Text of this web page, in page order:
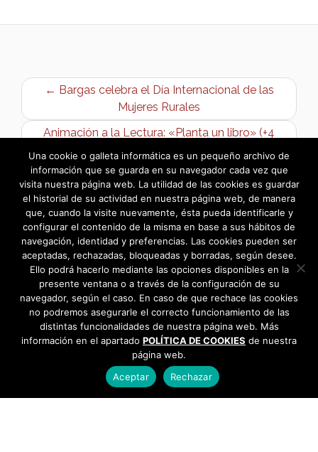
← Bargas celebra el Día Internacional de las
Mujeres Rurales
Animación a la Lectura: «Planta un libro» (+4
años) →
Una cookie o galleta informática es un pequeño archivo de
información que se guarda en su navegador cada vez que
visita nuestra página web. La utilidad de las cookies es guardar
el historial de su actividad en nuestra página web, de manera
que, cuando la visite nuevamente, ésta pueda identificarle y
configurar el contenido de la misma en base a sus hábitos de
navegación, identidad y preferencias. Las cookies pueden ser
aceptadas, rechazadas, bloqueadas y borradas, según desee.
Ello podrá hacerlo mediante las opciones disponibles en la
presente ventana o a través de la configuración de su
navegador, según el caso. En caso de que rechace las cookies
no podremos asegurarle el correcto funcionamiento de las
distintas funcionalidades de nuestra página web. Más
información en el apartado POLÍTICA DE COOKIES de nuestra
página web.
Aceptar
Rechazar